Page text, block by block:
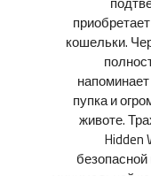
кошельки.
пупка и
животе.
Hidden